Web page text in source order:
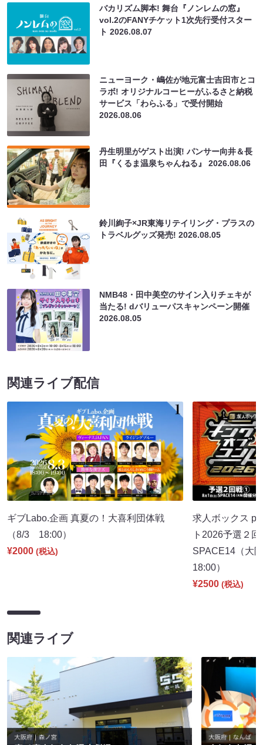
バカリズム脚本! 舞台『ノンレムの窓』
vol.2のFANYチケット1次先行受付スター
ト2026.08.07
ニューヨーク・嶋佐が地元富士吉田市とコ
ラボ! オリジナルコーヒーがふるさと納税
サービス「わらふる」で受付開始
2026.08.06
丹生明里がゲスト出演! パンサー向井＆長
田『くるま温泉ちゃんねる』2026.08.06
鈴川絢子×JR東海リテイリング・プラスの
トラベルグッズ発売!2026.08.05
NMB48・田中美空のサイン入りチェキが
当たる! dバリューパスキャンペーン開催
2026.08.05
関連ライブ配信
ギブLabo.企画 真夏の！大喜利団体戦
（8/3 18:00）
¥2000 (税込)
求人ボックス
ト2026予選２
SPACE14（大
18:00）
¥2500 (税込)
関連ライブ